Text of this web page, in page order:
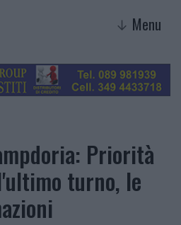
↓ Menu
Priorità
turno, le